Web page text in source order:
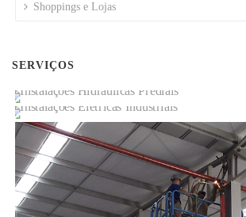
Shoppings e Lojas
SERVIÇOS
INSTALAÇÕES HIDRÁULICAS
PREDIAIS
INSTALAÇÕES ELÉTRICAS
INDUSTRIAIS